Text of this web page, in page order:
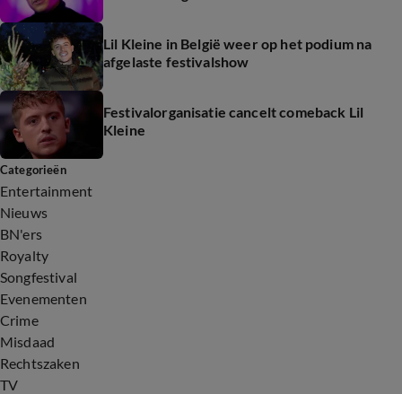
Lil Kleine in België weer op het podium na
afgelaste festivalshow
Festivalorganisatie cancelt comeback Lil
Kleine
Categorieën
Entertainment
Nieuws
BN'ers
Royalty
Songfestival
Evenementen
Crime
Misdaad
Rechtszaken
TV